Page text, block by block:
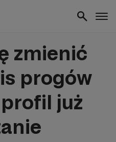
zmienić
progów
już